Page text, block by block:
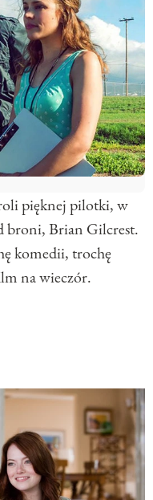
pięknej pilotki, w
broni, Brian Gilcrest.
komedii, trochę
na wieczór.